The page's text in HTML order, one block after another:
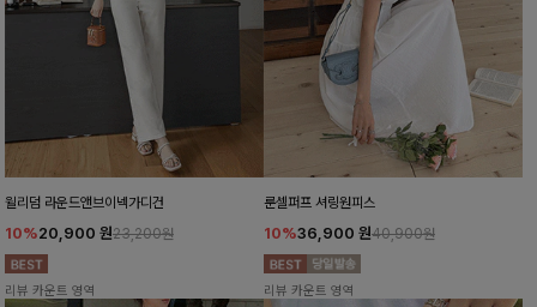
윌리덤 라운드앤브이넥가디건
10%20,900 원23,200원
리뷰 카운트 영역
룬셀퍼프 셔링원피스
10%36,900 원40,900원
리뷰 카운트 영역